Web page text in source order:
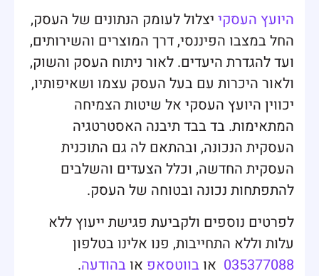
היועץ העסקי יצלול לעומק הנתונים של העסק,
החל במצבו הפיננסי, דרך המוצרים והשירותים,
ועד להגדרת היעדים. לאור ניתוח העסק והשוק,
ולאור היכרות עם בעל העסק עצמו ושאיפותיו,
יכווין היועץ העסקי אל שיטות הצמיחה
המתאימות. בד בבד תיבנה האסטרטגיה
העסקית הנכונה, ובהתאם לה גם התוכנית
העסקית החדשה, וכלל הצעדים והשלבים
להתפתחות נכונה ובטוחה של העסק.
לפרטים נוספים ולקביעת פגישת ייעוץ ללא
עלות וללא התחייבות, פנו אלינו בטלפון
035377088 או בווטסאפ או בהודעה.